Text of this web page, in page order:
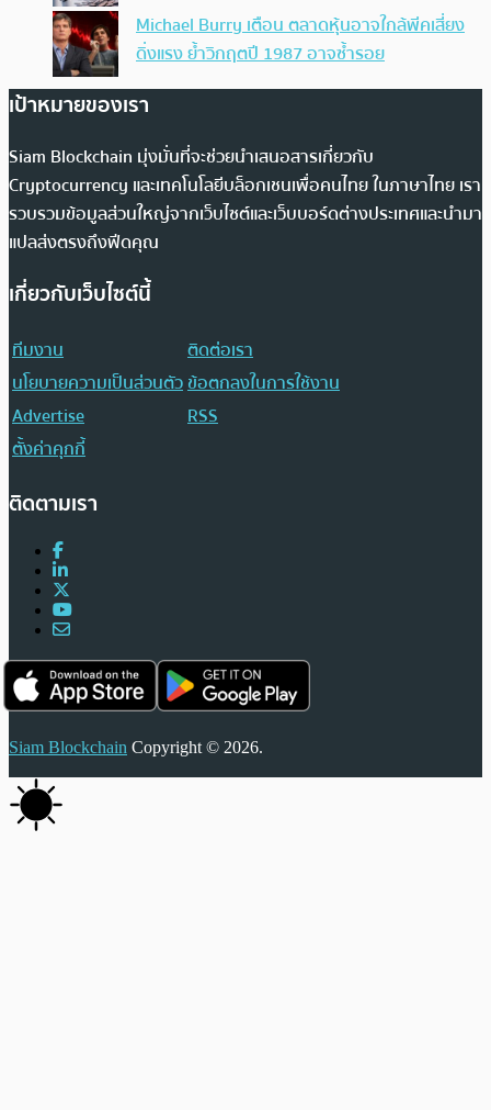
Michael Burry เตือน ตลาดหุ้นอาจใกล้พีคเสี่ยง
ดิ่งแรง ย้ำวิกฤตปี 1987 อาจซ้ำรอย
เป้าหมายของเรา
Siam Blockchain มุ่งมั่นที่จะช่วยนำเสนอสารเกี่ยวกับ
Cryptocurrency และเทคโนโลยีบล็อกเชนเพื่อคนไทย ในภาษาไทย เรา
รวบรวมข้อมูลส่วนใหญ่จากเว็บไซต์และเว็บบอร์ดต่างประเทศและนำมา
แปลส่งตรงถึงฟีดคุณ
เกี่ยวกับเว็บไซต์นี้
ทีมงาน
ติดต่อเรา
นโยบายความเป็นส่วนตัวข้อตกลงในการใช้งาน
Advertise
RSS
ตั้งค่าคุกกี้
ติดตามเรา
Siam Blockchain Copyright © 2026.